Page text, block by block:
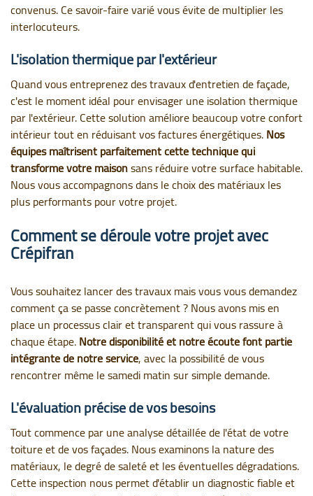
convenus. Ce savoir-faire varié vous évite de multiplier les
interlocuteurs.
L'isolation thermique par l'extérieur
Quand vous entreprenez des travaux d'entretien de façade,
c'est le moment idéal pour envisager une isolation thermique
par l'extérieur. Cette solution améliore beaucoup votre confort
intérieur tout en réduisant vos factures énergétiques.Nos
équipes maîtrisent parfaitement cette technique qui
transforme votre maisonsans réduire votre surface habitable.
Nous vous accompagnons dans le choix des matériaux les
plus performants pour votre projet.
Comment se déroule votre projet avec
Crépifran
Vous souhaitez lancer des travaux mais vous vous demandez
comment ça se passe concrètement ? Nous avons mis en
place un processus clair et transparent qui vous rassure à
chaque étape.Notre disponibilité et notre écoute font partie
intégrante de notre service, avec la possibilité de vous
rencontrer même le samedi matin sur simple demande.
L'évaluation précise de vos besoins
Tout commence par une analyse détaillée de l'état de votre
toiture et de vos façades. Nous examinons la nature des
matériaux, le degré de saleté et les éventuelles dégradations.
Cette inspection nous permet d'établir un diagnostic fiable et